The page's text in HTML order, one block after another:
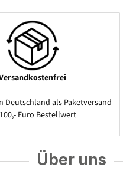
Deutschland als Paketversand
Euro Bestellwert
Über uns